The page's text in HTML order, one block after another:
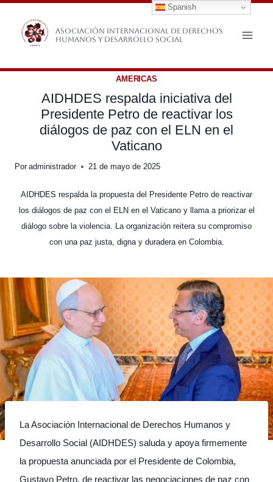
contenido
Asociación Internacional de Derechos
Humanos y Desarrollo Social
AMERICAS
AIDHDES respalda iniciativa del
Presidente Petro de reactivar los
diálogos de paz con el ELN en el
Vaticano
Por administrador 21 de mayo de 2025
AIDHDES respalda la propuesta del Presidente Petro de reactivar
los diálogos de paz con el ELN en el Vaticano y llama a priorizar el
diálogo sobre la violencia. La organización reitera su compromiso
con una paz justa, digna y duradera en Colombia.
La Asociación Internacional de Derechos Humanos y
Desarrollo Social (AIDHDES) saluda y apoya firmemente
la propuesta anunciada por el Presidente de Colombia,
Gustavo Petro, de reactivar las negociaciones de paz con
Spanish